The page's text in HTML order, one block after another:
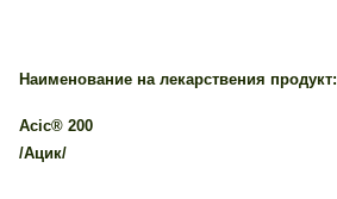
Наименование на лекарствения продукт:
Acic® 200
/Ацик/